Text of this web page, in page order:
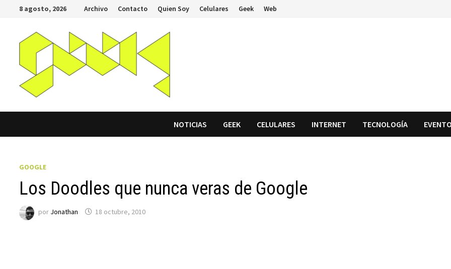
Saltar
contenido
8 agosto, 2026 Archivo Contacto Quien Soy Celulares Geek Web
NOTICIAS GEEK CELULARES INTERNET TECNOLOGÍA
GOOGLE
Los Doodles que nunca veras de Google
por Jonathan 18 octubre, 2010